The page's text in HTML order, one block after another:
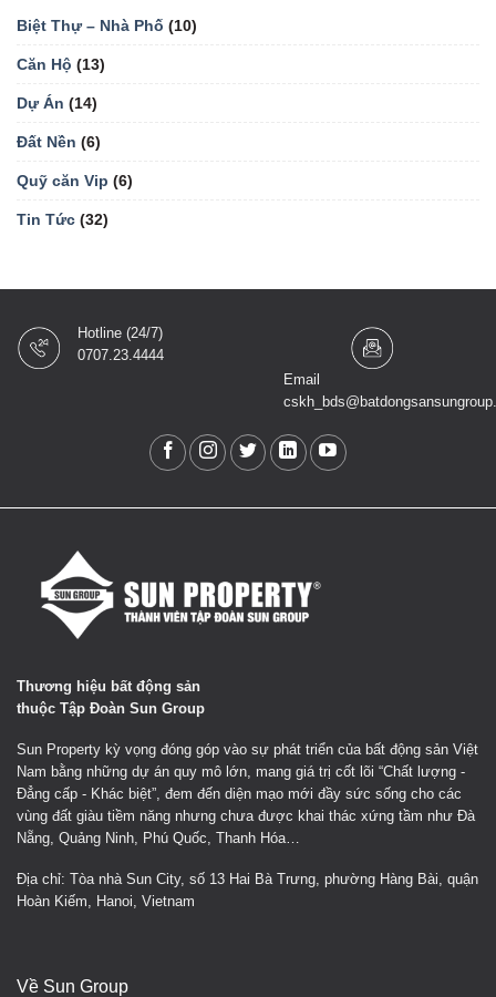
Biệt Thự – Nhà Phố (10)
Căn Hộ (13)
Dự Án (14)
Đất Nền (6)
Quỹ căn Vip (6)
Tin Tức (32)
Hotline (24/7)
0707.23.4444
Email
Thương hiệu bất động sản
thuộc Tập Đoàn Sun Group
Sun Property kỳ vọng đóng góp vào sự phát triển của bất động sản Việt
Nam bằng những dự án quy mô lớn, mang giá trị cốt lõi “Chất lượng -
Đẳng cấp - Khác biệt”, đem đến diện mạo mới đầy sức sống cho các
vùng đất giàu tiềm năng nhưng chưa được khai thác xứng tầm như Đà
Nẵng, Quảng Ninh, Phú Quốc, Thanh Hóa…
Địa chỉ: Tòa nhà Sun City, số 13 Hai Bà Trưng, phường Hàng Bài, quận
Hoàn Kiếm, Hanoi, Vietnam
Về Sun Group